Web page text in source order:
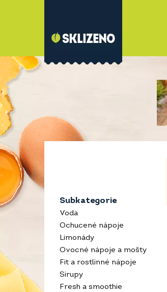
Subkategorie
Voda
Ochucené nápoje
Limonády
Ovocné nápoje a mošty
Fit a rostlinné nápoje
Sirupy
Fresh a smoothie